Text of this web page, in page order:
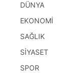
DÜNYA
EKONOMİ
SAĞLIK
SİYASET
SPOR